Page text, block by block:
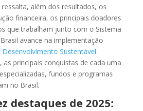
além dos resultados, os
financeira, os principais doadores
que trabalham junto com o Sistema
avance na implementação
Sustentável.
as principais conquistas de cada uma
fundos e programas
no Brasil.
destaques de 2025: